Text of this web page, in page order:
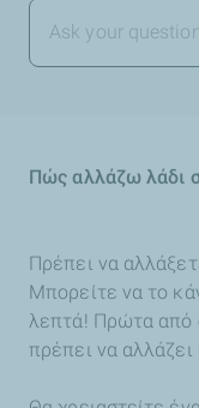
Πώς αλλάζω λάδι
Πρέπει να
Μπορείτε να το
λεπτά! Πρώτα από
πρέπει να